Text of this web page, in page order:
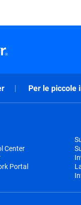
Per le piccole
Center
Portal